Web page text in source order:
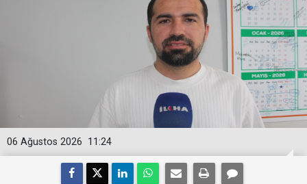
11:24
06 Ağustos 2026